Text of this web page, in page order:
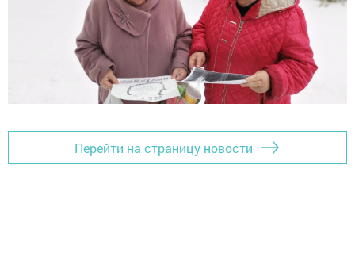
Перейти на страницу новости